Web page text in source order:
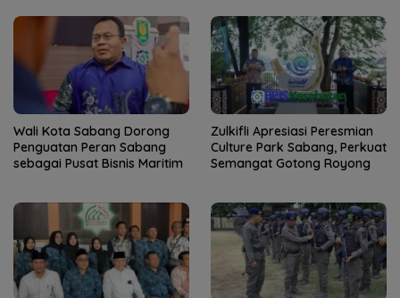
Wali Kota Sabang Dorong
Penguatan Peran Sabang
sebagai Pusat Bisnis Maritim
Zulkifli Apresiasi Peresmian
Culture Park Sabang, Perkuat
Semangat Gotong Royong